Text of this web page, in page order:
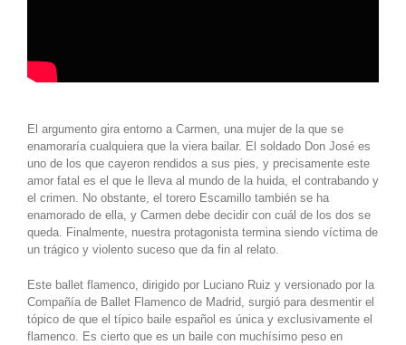
El argumento gira entorno a Carmen, una mujer de la que se
enamoraría cualquiera que la viera bailar. El soldado Don José es
uno de los que cayeron rendidos a sus pies, y precisamente este
amor fatal es el que le lleva al mundo de la huida, el contrabando y
el crimen. No obstante, el torero Escamillo también se ha
enamorado de ella, y Carmen debe decidir con cuál de los dos se
queda. Finalmente, nuestra protagonista termina siendo víctima de
un trágico y violento suceso que da fin al relato.
Este ballet flamenco, dirigido por Luciano Ruiz y versionado por la
Compañía de Ballet Flamenco de Madrid, surgió para desmentir el
tópico de que el típico baile español es única y exclusivamente el
flamenco. Es cierto que es un baile con muchísimo peso en